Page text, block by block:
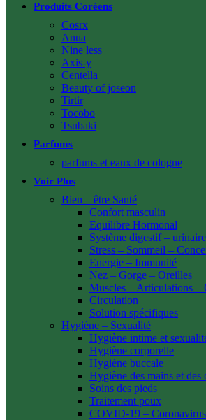
Produits Coréens
Cosrx
Anua
Nine less
Axis-y
Centella
Beauty of joseon
Tirtir
Tocobo
Tsubaki
Parfums
parfums et eaux de cologne
Voir Plus
Bien – être Santé
Confort masculin
Equilibre Hormonal
Système digestif – urinaire
Stress – Sommeil –
Energie – Immunité
Nez – Gorge – Oreilles
Muscles – Articulations –
Circulation
Solution spécifiques
Hygiène – Sexualité
Hygiène intime et
Hygiène corporelle
Hygiène buccale
Hygiène des mains et des
Soins des pieds
Traitement poux
COVID-19 – Coronavirus